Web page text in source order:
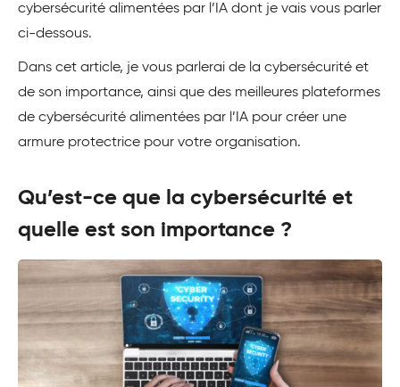
cybersécurité alimentées par l’IA dont je vais vous parler
ci-dessous.
Dans cet article, je vous parlerai de la cybersécurité et
de son importance, ainsi que des meilleures plateformes
de cybersécurité alimentées par l’IA pour créer une
armure protectrice pour votre organisation.
Qu’est-ce que la cybersécurité et
quelle est son importance ?